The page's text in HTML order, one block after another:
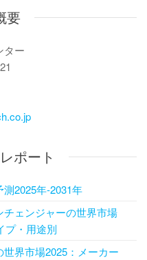
要
ター
ポート
2025年-2031年
ェンジャーの世界市場
プ・用途別
界市場2025：メーカー